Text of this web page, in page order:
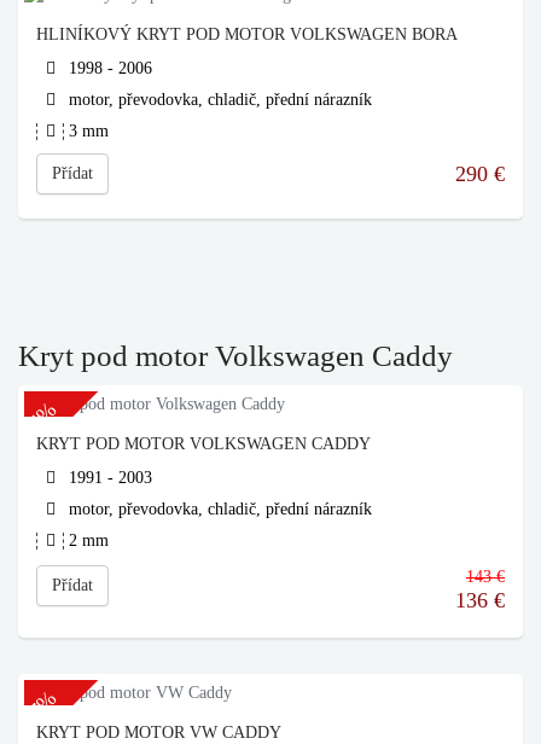
HLINÍKOVÝ KRYT POD MOTOR VOLKSWAGEN BORA
1998 - 2006
motor, převodovka, chladič, přední nárazník
3 mm
Přídat 290 €
Kryt pod motor Volkswagen Caddy
-5%
KRYT POD MOTOR VOLKSWAGEN CADDY
1991 - 2003
motor, převodovka, chladič, přední nárazník
2 mm
Přídat 143 €
136 €
-7%
KRYT POD MOTOR VW CADDY